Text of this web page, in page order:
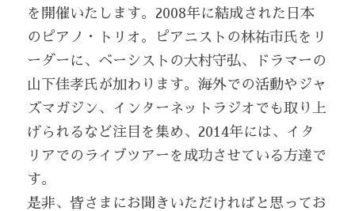
を開催いたします。2008年に結成された日本
のピアノ・トリオ。ピアニストの林祐市氏をリ
ーダーに、ベーシストの大村守弘、ドラマーの
山下佳孝氏が加わります。海外での活動やジャ
ズマガジン、インターネットラジオでも取り上
げられるなど注目を集め、2014年には、イタ
リアでのライブツアーを成功させている方達で
す。
是非、皆さまにお聞きいただければと思ってお